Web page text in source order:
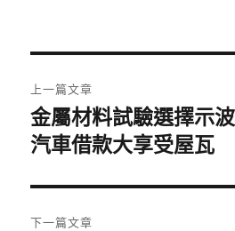
章
導
覽
上一篇文章
上
一
文
章:
金屬材料試驗選擇示
汽車借款大享受屋瓦
下一篇文章